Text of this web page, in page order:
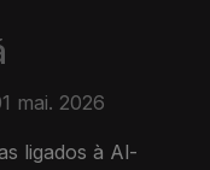
mai. 2026
ligados à Al-